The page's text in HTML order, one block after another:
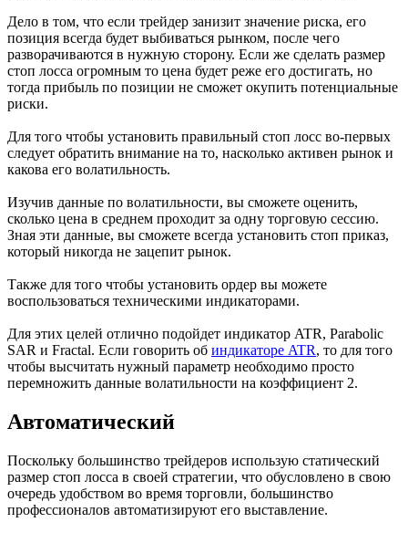
Дело в том, что если трейдер занизит значение риска, его
позиция всегда будет выбиваться рынком, после чего
разворачиваются в нужную сторону. Если же сделать размер
стоп лосса огромным то цена будет реже его достигать, но
тогда прибыль по позиции не сможет окупить потенциальные
риски.
Для того чтобы установить правильный стоп лосс во-первых
следует обратить внимание на то, насколько активен рынок и
какова его волатильность.
Изучив данные по волатильности, вы сможете оценить,
сколько цена в среднем проходит за одну торговую сессию.
Зная эти данные, вы сможете всегда установить стоп приказ,
который никогда не зацепит рынок.
Также для того чтобы установить ордер вы можете
воспользоваться техническими индикаторами.
Для этих целей отлично подойдет индикатор ATR, Parabolic
SAR и Fractal. Если говорить об индикаторе ATR, то для того
чтобы высчитать нужный параметр необходимо просто
перемножить данные волатильности на коэффициент 2.
Автоматический
Поскольку большинство трейдеров использую статический
размер стоп лосса в своей стратегии, что обусловлено в свою
очередь удобством во время торговли, большинство
профессионалов автоматизируют его выставление.